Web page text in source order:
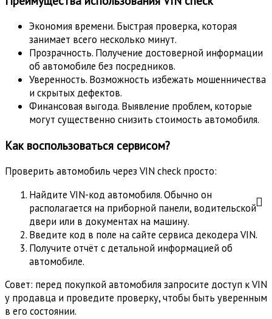
Экономия времени. Быстрая проверка, которая
занимает всего несколько минут.
Прозрачность. Получение достоверной информации
об автомобиле без посредников.
Уверенность. Возможность избежать мошенничества
и скрытых дефектов.
Финансовая выгода. Выявление проблем, которые
могут существенно снизить стоимость автомобиля.
Как воспользоваться сервисом?
Проверить автомобиль через VIN check просто:
Найдите VIN-код автомобиля. Обычно он
располагается на приборной панели, водительской
двери или в документах на машину.
Введите код в поле на сайте сервиса декодера VIN.
Получите отчёт с детальной информацией об
автомобиле.
Совет: перед покупкой автомобиля запросите доступ к VIN
у продавца и проведите проверку, чтобы быть уверенным
в его состоянии.